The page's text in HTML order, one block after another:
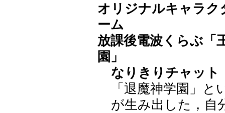
オリジナルキャラク
ーム
放課後電波くらぶ「
園」
なりきりチャット
「退魔神学園」
が生み出した，自